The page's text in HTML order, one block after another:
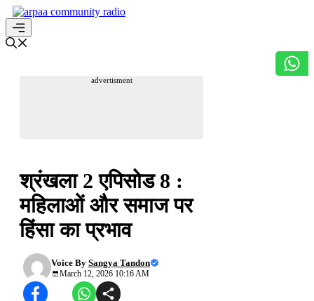
Skip
to
content
Menu
advertisment
श्रंखला 2 एपिसोड 8 :
महिलाओं और समाज पर
हिंसा का प्रभाव
Voice By Sangya Tandon
March 12, 2026 10:16 AM